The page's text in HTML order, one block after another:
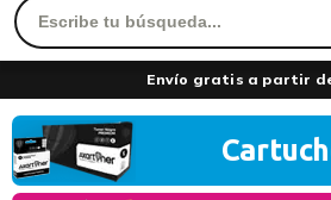
entrar
Envío gratis a partir